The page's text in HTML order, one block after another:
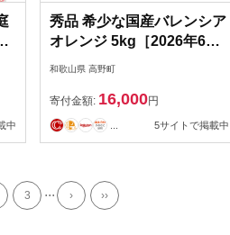
中
秀品 希少な国産バレンシア
オレンジ 5kg［2026年6月
下旬頃～2026年7月上旬頃
和歌山県 高野町
寄付金額: 16,000円
5サイトで掲載中
3 ... › ››